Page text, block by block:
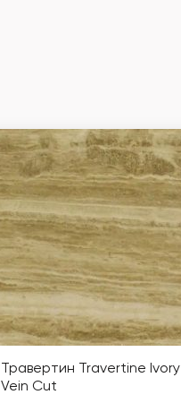
Травертин Travertine Ivory
Vein Cut